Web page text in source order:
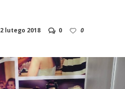
2 lutego 2018 0 0